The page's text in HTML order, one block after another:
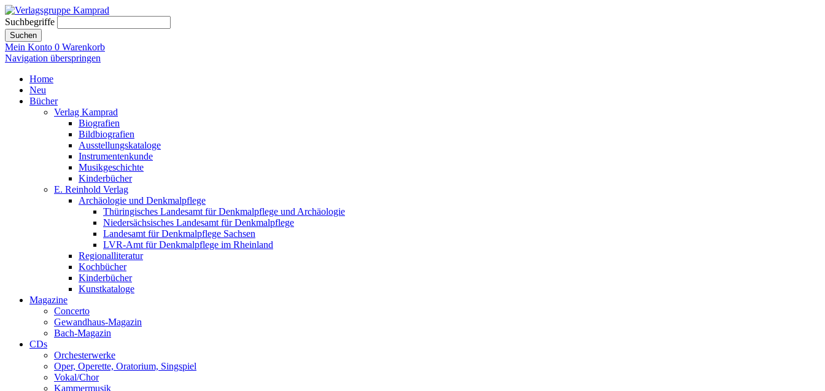
Suchbegriffe
Suchen
Mein Konto 0 Warenkorb
Navigation überspringen
Home
Neu
Bücher
Verlag Kamprad
Biografien
Bildbiografien
Ausstellungskataloge
Instrumentenkunde
Musikgeschichte
Kinderbücher
E. Reinhold Verlag
Archäologie und Denkmalpflege
Thüringisches Landesamt für Denkmalpflege und Archäologie
Niedersächsisches Landesamt für Denkmalpflege
Landesamt für Denkmalpflege Sachsen
LVR-Amt für Denkmalpflege im Rheinland
Regionalliteratur
Kochbücher
Kinderbücher
Kunstkataloge
Magazine
Concerto
Gewandhaus-Magazin
Bach-Magazin
CDs
Orchesterwerke
Oper, Operette, Oratorium, Singspiel
Vokal/Chor
Kammermusik